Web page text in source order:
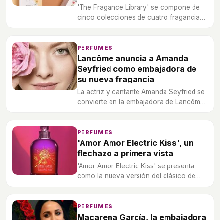
'The Fragance Library' se compone de
cinco colecciones de cuatro fragancias
cualquier mujer.
PERFUMES
Lancôme anuncia a Amanda
Seyfried como embajadora de
su nueva fragancia
La actriz y cantante Amanda Seyfried se
convierte en la embajadora de Lancôme
PERFUMES
'Amor Amor Electric Kiss', un
flechazo a primera vista
'Amor Amor Electric Kiss' se presenta
como la nueva versión del clásico de
PERFUMES
Macarena García, la embajadora